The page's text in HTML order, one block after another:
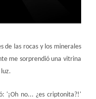
de las rocas y los minerales
me sorprendió una vitrina
'¡Oh no... ¿es criptonita?!'